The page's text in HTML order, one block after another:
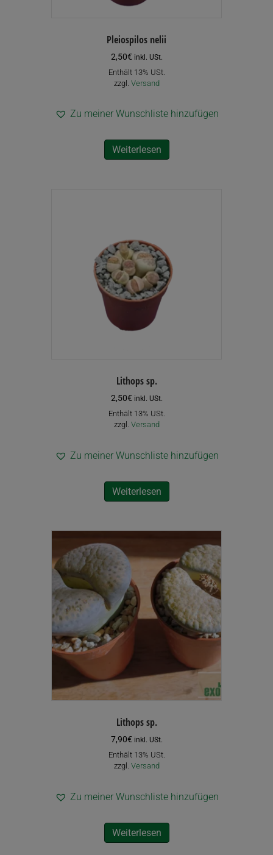
Pleiospilos nelii
2,50€ inkl. USt.
Enthält 13% USt.
zzgl. Versand
Zu meiner Wunschliste hinzufügen
Weiterlesen
Lithops sp.
2,50€ inkl. USt.
Enthält 13% USt.
zzgl. Versand
Zu meiner Wunschliste hinzufügen
Weiterlesen
Lithops sp.
7,90€ inkl. USt.
Enthält 13% USt.
zzgl. Versand
Zu meiner Wunschliste hinzufügen
Weiterlesen